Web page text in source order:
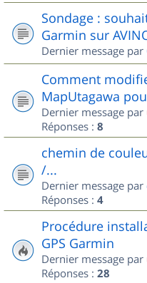
Sondage :
Garmin sur
Dernier message par
Comment
MapUtagawa
Dernier message par
Réponses : 8
chemin de
/...
Dernier message par
Réponses : 4
Procédure
GPS Garmin
Dernier message par
Réponses : 28